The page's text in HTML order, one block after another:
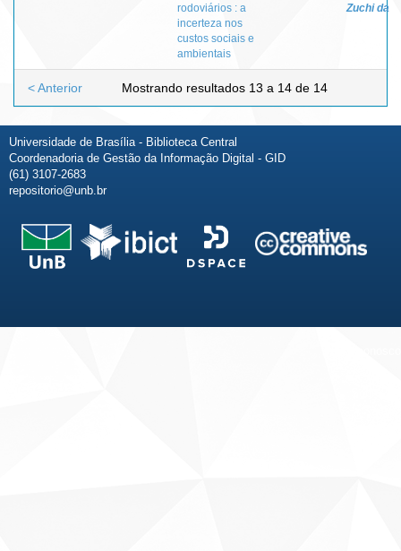
rodoviários : a
incerteza nos
custos sociais e
ambientais
Zuchi da
Mostrando resultados 13 a 14 de 14
< Anterior
Universidade de Brasília - Biblioteca Central
Coordenadoria de Gestão da Informação Digital - GID
(61) 3107-2683
repositorio@unb.br